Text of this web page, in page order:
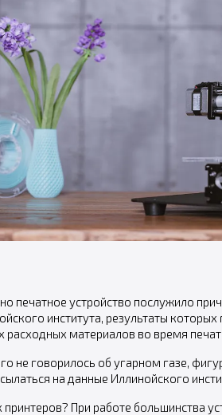
печатное устройство послужило
института, результаты
расходных материалов во время
не говорилось об угарном газе,
на данные Иллинойского
При работе большинства